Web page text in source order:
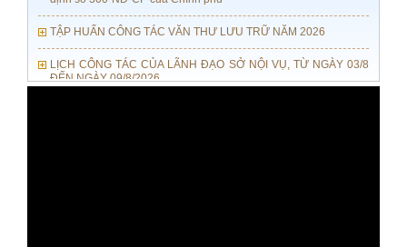
TẬP HUẤN CÔNG TÁC VĂN THƯ LƯU TRỮ NĂM 2026
LỊCH CÔNG TÁC CỦA LÃNH ĐẠO SỞ NỘI VỤ, TỪ NGÀY 03/8
ĐẾN NGÀY 09/8/2026